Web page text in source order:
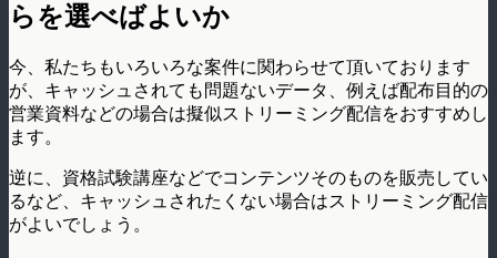
らを選べばよいか
今、私たちもいろいろな案件に関わらせて頂いております
が、キャッシュされても問題ないデータ、例えば配布目的の
営業資料などの場合は擬似ストリーミング配信をおすすめし
ます。
逆に、資格試験講座などでコンテンツそのものを販売してい
るなど、キャッシュされたくない場合はストリーミング配信
がよいでしょう。